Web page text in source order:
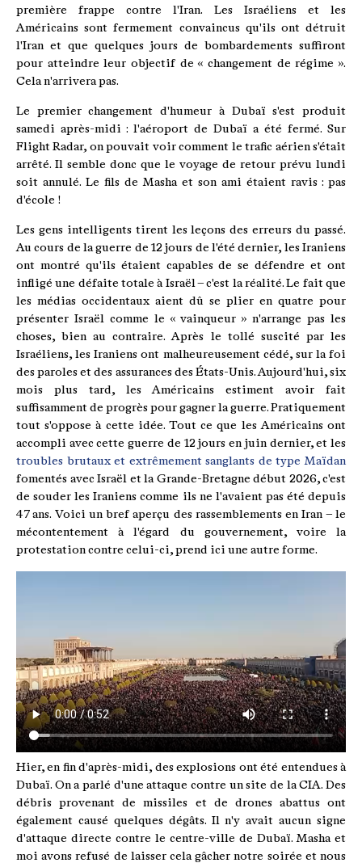
première frappe contre l'Iran. Les Israéliens et les
Américains sont fermement convaincus qu'ils ont détruit
l'Iran et que quelques jours de bombardements suffiront
pour atteindre leur objectif de « changement de régime ».
Cela n'arrivera pas.
Le premier changement d'humeur à Dubaï s'est produit
samedi après-midi : l'aéroport de Dubaï a été fermé. Sur
Flight Radar, on pouvait voir comment le trafic aérien s'était
arrêté. Il semble donc que le voyage de retour prévu lundi
soit annulé. Le fils de Masha et son ami étaient ravis : pas
d'école !
Les gens intelligents tirent les leçons des erreurs du passé.
Au cours de la guerre de 12 jours de l'été dernier, les Iraniens
ont montré qu'ils étaient capables de se défendre et ont
infligé une défaite totale à Israël – c'est la réalité. Le fait que
les médias occidentaux aient dû se plier en quatre pour
présenter Israël comme le « vainqueur » n'arrange pas les
choses, bien au contraire. Après le tollé suscité par les
Israéliens, les Iraniens ont malheureusement cédé, sur la foi
des paroles et des assurances des États-Unis. Aujourd'hui, six
mois plus tard, les Américains estiment avoir fait
suffisamment de progrès pour gagner la guerre. Pratiquement
tout s'oppose à cette idée. Tout ce que les Américains ont
accompli avec cette guerre de 12 jours en juin dernier, et les
troubles brutaux et extrêmement sanglants de type Maïdan
fomentés avec Israël et la Grande-Bretagne début 2026, c'est
de souder les Iraniens comme ils ne l'avaient pas été depuis
47 ans. Voici un bref aperçu des rassemblements en Iran – le
mécontentement à l'égard du gouvernement, voire la
protestation contre celui-ci, prend ici une autre forme.
Hier, en fin d'après-midi, des explosions ont été entendues à
Dubaï. On a parlé d'une attaque contre un site de la CIA. Des
débris provenant de missiles et de drones abattus ont
également causé quelques dégâts. Il n'y avait aucun signe
d'attaque directe contre le centre-ville de Dubaï. Masha et
moi avons refusé de laisser cela gâcher notre soirée et nous